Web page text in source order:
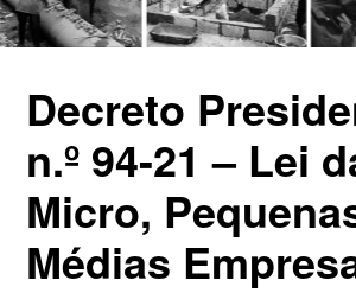
Decreto
n.º 94-21 – Lei
Micro,
Médias